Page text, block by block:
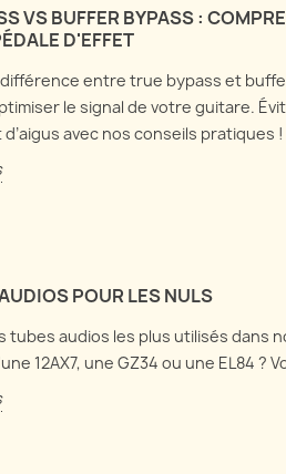
réamping
mise en pratique des boîtes de
direct et de réamping, et
comment elles fonctionnent.
VS BUFFER BYPASS :
D'EFFET
différence entre true bypass et
le signal de votre guitare.
avec nos conseils pratiques !
POUR LES NULS
tubes audios les plus utilisés dans
12AX7, une GZ34 ou une EL84 ?